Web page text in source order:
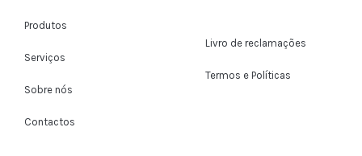
Produtos
Serviços
Sobre nós
Contactos
Livro de reclamações
Termos e Políticas